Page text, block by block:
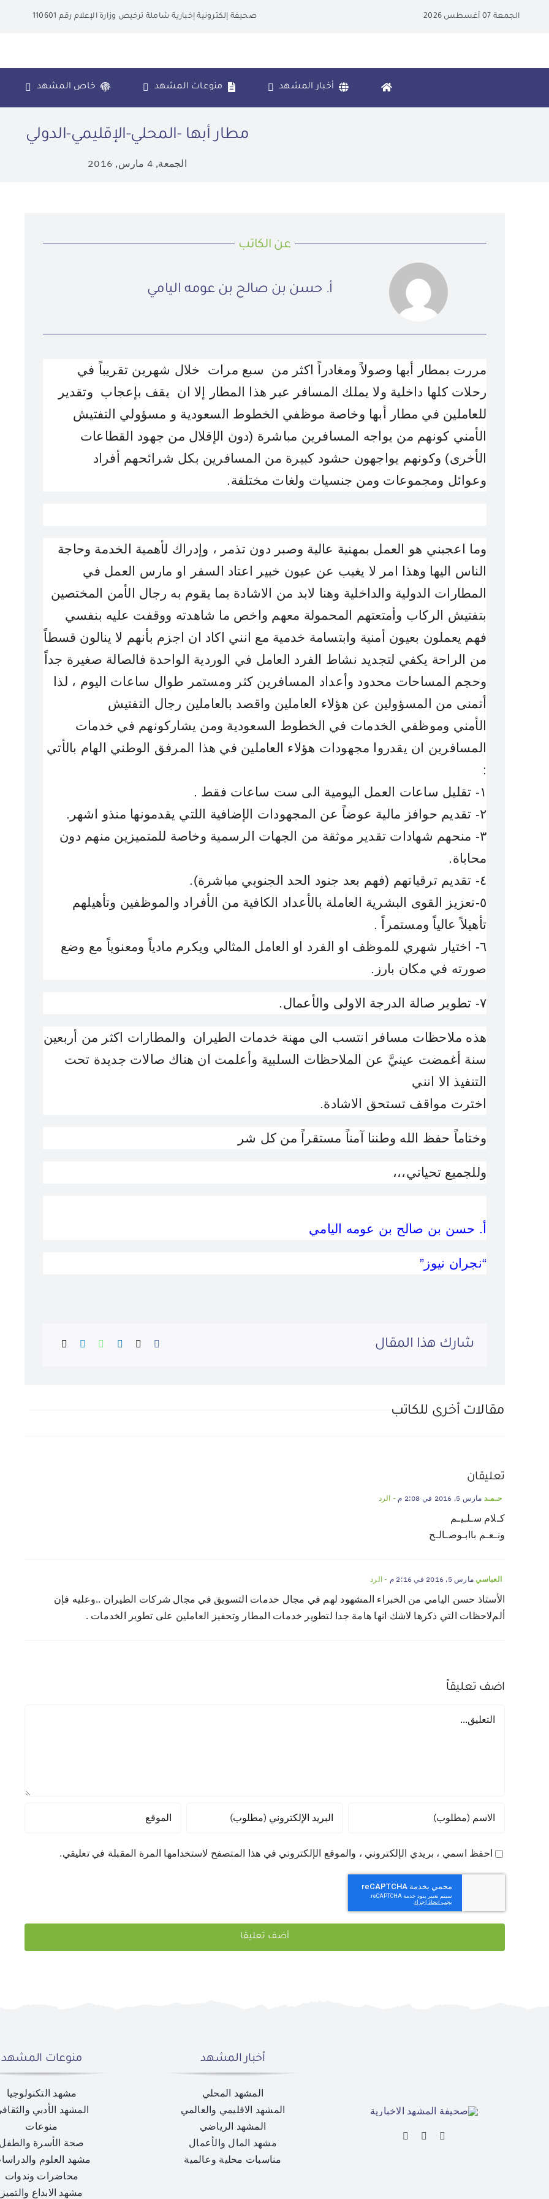
الجمعة 07 أغسطس 2026 صحيفة إلكترونية إخبارية شاملة ترخيص وزارة الإعلام رقم 110601
أخبار المشهد منوعات المشهد خاص المشهد
مطار أبها -المحلي-الإقليمي-الدولي
الجمعة, 4 مارس, 2016
عن الكاتب
أ. حسن بن صالح بن عومه اليامي
مررت بمطار أبها وصولاً ومغادراً اكثر من سبع مرات خلال شهرين تقريباً في
رحلات كلها داخلية ولا يملك المسافر عبر هذا المطار إلا ان يقف بإعجاب وتقدير
للعاملين في مطار أبها وخاصة موظفي الخطوط السعودية و مسؤولي التفتيش
الأمني كونهم من يواجه المسافرين مباشرة (دون الإقلال من جهود القطاعات
الأخرى) وكونهم يواجهون حشود كبيرة من المسافرين بكل شرائحهم أفراد
وعوائل ومجموعات ومن جنسيات ولغات مختلفة.
وما اعجبني هو العمل بمهنية عالية وصبر دون تذمر ، وإدراك لأهمية الخدمة وحاجة
الناس اليها وهذا امر لا يغيب عن عيون خبير اعتاد السفر او مارس العمل في
المطارات الدولية والداخلية وهنا لابد من الاشادة بما يقوم به رجال الأمن المختصين
بتفتيش الركاب وأمتعتهم المحمولة معهم واخص ما شاهدته ووقفت عليه بنفسي
فهم يعملون بعيون أمنية وابتسامة خدمية مع انني اكاد ان اجزم بأنهم لا ينالون قسطاً
من الراحة يكفي لتجديد نشاط الفرد العامل في الوردية الواحدة فالصالة صغيرة جداً
وحجم المساحات محدود وأعداد المسافرين كثر ومستمر طوال ساعات اليوم ، لذا
أتمنى من المسؤولين عن هؤلاء العاملين واقصد بالعاملين رجال التفتيش
الأمني وموظفي الخدمات في الخطوط السعودية ومن يشاركونهم في خدمات
المسافرين ان يقدروا مجهودات هؤلاء العاملين في هذا المرفق الوطني الهام بالأتي
:
١- تقليل ساعات العمل اليومية الى ست ساعات فقط
.
٢- تقديم حوافز مالية عوضاً عن المجهودات الإضافية اللتي يقدمونها
منذو اشهر.
٣- منحهم شهادات تقدير موثقة من الجهات الرسمية
وخاصة للمتميزين منهم دون
محاباة.
٤- تقديم ترقياتهم (فهم بعد جنود الحد الجنوبي مباشرة).
٥-تعزيز القوى البشرية العاملة بالأعداد الكافية من الأفراد والموظفين
وتأهيلهم
تأهيلاً عالياً ومستمراً
.
٦- اختيار شهري للموظف او الفرد او العامل المثالي
ويكرم مادياً ومعنوياً مع وضع
صورته في مكان بارز.
٧- تطوير صالة الدرجة الاولى والأعمال.
هذه ملاحظات مسافر انتسب الى مهنة خدمات الطيران والمطارات اكثر من أربعين
سنة أغمضت عينيَّ عن الملاحظات السلبية وأعلمت ان هناك صالات جديدة تحت
التنفيذ الا انني
اخترت مواقف تستحق الاشادة.
وختاماً حفظ الله وطننا آمناً مستقراً من كل شر
وللجميع تحياتي،،،
أ. حسن بن صالح بن عومه اليامي
“نجران نيوز”
شارك هذا المقال
عنوان الصورة
عدسة: هادي آل دويس
مقالات أخرى للكاتب
تعليقان
حـمـد مارس 5, 2016 في 2:08 م - الرد
كـلام سـلـيـم
ونـعـم باابـوصـالـح
العباسيمارس 5, 2016 في 2:16 م - الرد
اﻷستاذ حسن اليامي من الخبراء المشهود لهم في مجال خدمات التسويق في مجال شركات الطيران ..وعليه فإن
ألمﻻحظات التي ذكرها ﻻشك انها هامة جدا لتطوير خدمات المطار وتحفيز العاملين على تطوير الخدمات .
اضف تعليقاً
تعليق
احفظ اسمي ، بريدي الإلكتروني ، والموقع الإلكتروني في هذا المتصفح لاستخدامها المرة المقبلة في تعليقي.
أخبار المشهد
المشهد المحلي
المشهد الاقليمي والعالمي
المشهد الرياضي
مشهد المال والأعمال
مناسبات محلية وعالمية
منوعات المشهد
مشهد التكنولوجيا
المشهد الأدبي
منوعات
صحة الأسرة والطفل
مشهد العلوم
محاضرات وندوات
مشهد الابداع والتميز